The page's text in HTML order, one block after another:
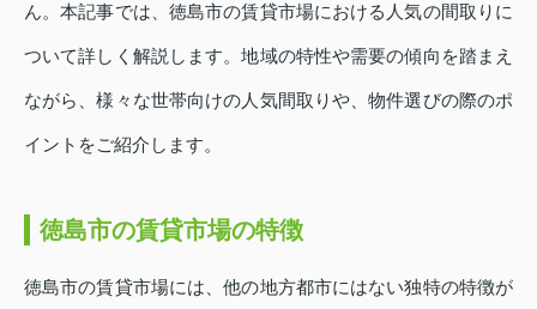
ん。本記事では、徳島市の賃貸市場における人気の間取りに
ついて詳しく解説します。地域の特性や需要の傾向を踏まえ
ながら、様々な世帯向けの人気間取りや、物件選びの際のポ
イントをご紹介します。
徳島市の賃貸市場の特徴
徳島市の賃貸市場には、他の地方都市にはない独特の特徴が